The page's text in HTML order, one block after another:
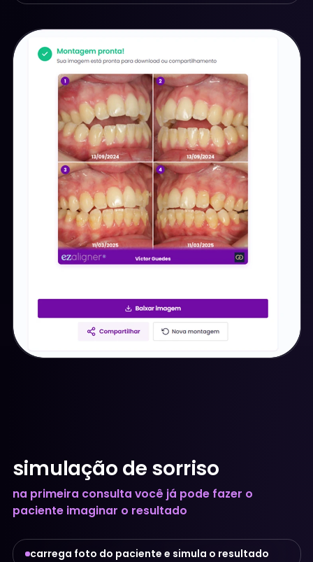
simulação de sorriso
na primeira consulta você já pode fazer o
paciente imaginar o resultado
carrega foto do paciente e simula o resultado